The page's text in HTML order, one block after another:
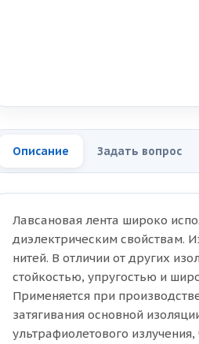
Описание Задать вопрос
Лавсановая лента широко
диэлектрическим свойствам.
нитей. В отличии от других
стойкостью, упругостью и
Применяется при
затягивания основной
ультрафиолетового